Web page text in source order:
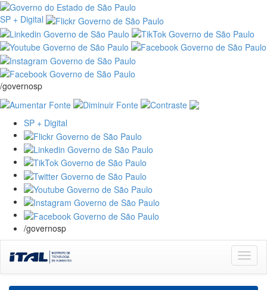
SP + Digital
/governosp
SP + Digital
/governosp
navigation